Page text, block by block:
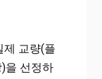
제 교량(플
을 선정하